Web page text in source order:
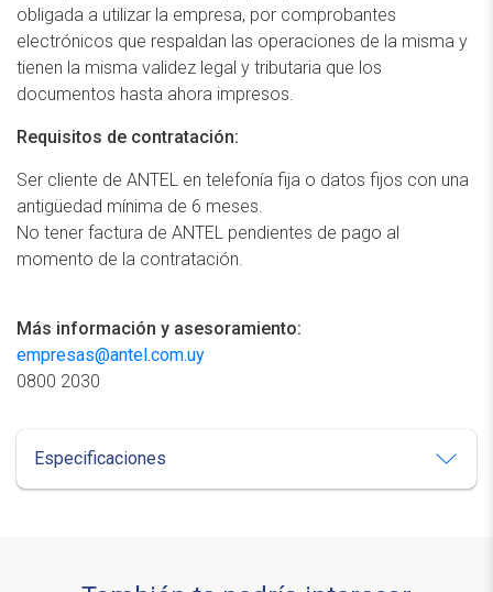
obligada a utilizar la empresa, por comprobantes
electrónicos que respaldan las operaciones de la misma y
tienen la misma validez legal y tributaria que los
documentos hasta ahora impresos.
Requisitos de contratación:
Ser cliente de ANTEL en telefonía fija o datos fijos con una
antigüedad mínima de 6 meses.
No tener factura de ANTEL pendientes de pago al
momento de la contratación.
Más información y asesoramiento:
empresas@antel.com.uy
0800 2030
Especificaciones